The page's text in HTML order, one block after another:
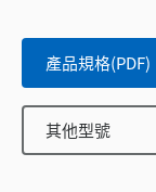
產品規格(PDF)
其他型號